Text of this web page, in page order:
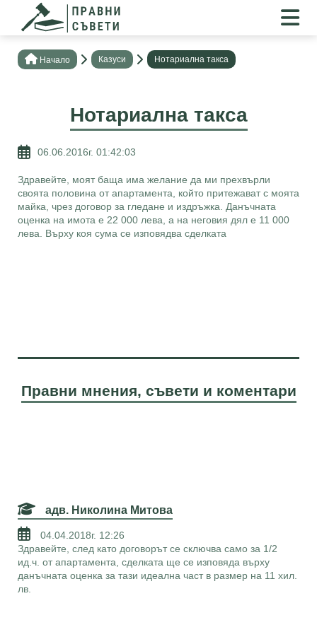
Нaчало Казуси Нотариална такса
Нотариална такса
06.06.2016г. 01:42:03
Здравейте, моят баща има желание да ми прехвърли
своята половина от апартамента, който притежават с моята
майка, чрез договор за гледане и издръжка. Данъчната
оценка на имота е 22 000 лева, а на неговия дял е 11 000
лева. Върху коя сума се изповядва сделката
Правни мнения, съвети и коментари
адв. Николина Митова
04.04.2018г. 12:26
Здравейте, след като договорът се сключва само за 1/2
ид.ч. от апартамента, сделката ще се изповяда върху
данъчната оценка за тази идеална част в размер на 11 хил.
лв.